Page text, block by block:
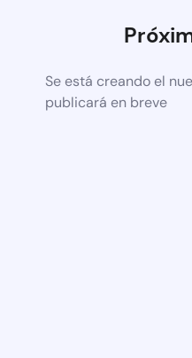
Se está creando el
publicará en breve